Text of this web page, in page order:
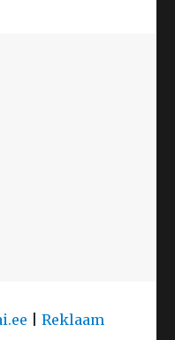
Reklaam